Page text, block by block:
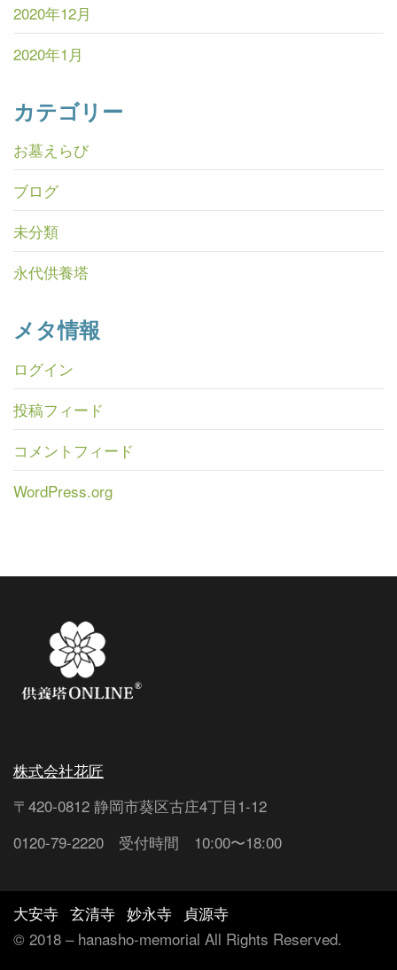
2020年12月
2020年1月
カテゴリー
お墓えらび
ブログ
未分類
永代供養塔
メタ情報
ログイン
投稿フィード
コメントフィード
WordPress.org
株式会社花匠
〒420-0812 静岡市葵区古庄4丁目1-12
0120-79-2220 受付時間 10:00〜18:00
大安寺 玄清寺 妙永寺
貞源寺
©︎ 2018 – hanasho-memorial All Rights Reserved.